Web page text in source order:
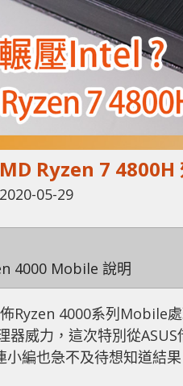
Ryzen 7
2020-05-29
4000 Mobile 說明
Ryzen 4000系列Mobile
器威力，這次特別從
小編也急不及待想知道結果